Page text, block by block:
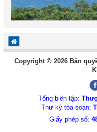
Copyright © 2026 Bản
Tổng biên tập:
Thư ký tòa soạn:
Giấy phép số: